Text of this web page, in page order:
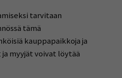
tarvitaan
tämä
kauppapaikkoja ja
myyjät voivat löytää